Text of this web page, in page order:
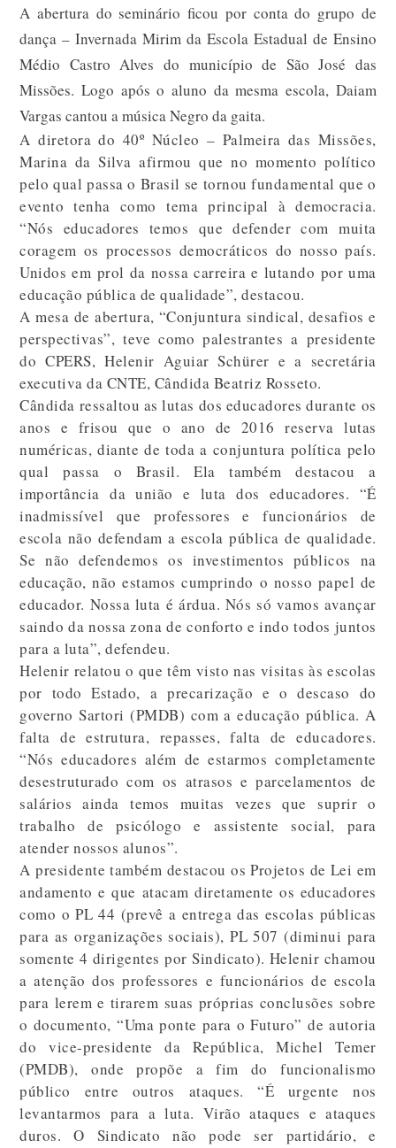
A abertura do seminário ficou por conta do grupo de
dança – Invernada Mirim da Escola Estadual de Ensino
Médio Castro Alves do município de São José das
Missões. Logo após o aluno da mesma escola, Daiam
Vargas cantou a música Negro da gaita.
A diretora do 40º Núcleo – Palmeira das Missões,
Marina da Silva afirmou que no momento político
pelo qual passa o Brasil se tornou fundamental que o
evento tenha como tema principal à democracia.
“Nós educadores temos que defender com muita
coragem os processos democráticos do nosso país.
Unidos em prol da nossa carreira e lutando por uma
educação pública de qualidade”, destacou.
A mesa de abertura, “Conjuntura sindical, desafios e
perspectivas”, teve como palestrantes a presidente
do CPERS, Helenir Aguiar Schürer e a secretária
executiva da CNTE, Cândida Beatriz Rosseto.
Cândida ressaltou as lutas dos educadores durante os
anos e frisou que o ano de 2016 reserva lutas
numéricas, diante de toda a conjuntura política pelo
qual passa o Brasil. Ela também destacou a
importância da união e luta dos educadores. “É
inadmissível que professores e funcionários de
escola não defendam a escola pública de qualidade.
Se não defendemos os investimentos públicos na
educação, não estamos cumprindo o nosso papel de
educador. Nossa luta é árdua. Nós só vamos avançar
saindo da nossa zona de conforto e indo todos juntos
para a luta”, defendeu.
Helenir relatou o que têm visto nas visitas às escolas
por todo Estado, a precarização e o descaso do
governo Sartori (PMDB) com a educação pública. A
falta de estrutura, repasses, falta de educadores.
“Nós educadores além de estarmos completamente
desestruturado com os atrasos e parcelamentos de
salários ainda temos muitas vezes que suprir o
trabalho de psicólogo e assistente social, para
atender nossos alunos”.
A presidente também destacou os Projetos de Lei em
andamento e que atacam diretamente os educadores
como o PL 44 (prevê a entrega das escolas públicas
para as organizações sociais), PL 507 (diminui para
somente 4 dirigentes por Sindicato). Helenir chamou
a atenção dos professores e funcionários de escola
para lerem e tirarem suas próprias conclusões sobre
o documento, “Uma ponte para o Futuro” de autoria
do vice-presidente da República, Michel Temer
(PMDB), onde propõe a fim do funcionalismo
público entre outros ataques. “É urgente nos
levantarmos para a luta. Virão ataques e ataques
duros. O Sindicato não pode ser partidário, e